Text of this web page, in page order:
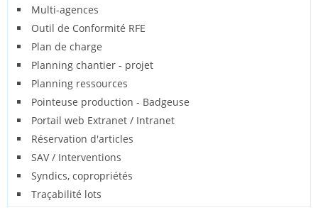
Multi-agences
Outil de Conformité RFE
Plan de charge
Planning chantier - projet
Planning ressources
Pointeuse production - Badgeuse
Portail web Extranet / Intranet
Réservation d'articles
SAV / Interventions
Syndics, copropriétés
Traçabilité lots